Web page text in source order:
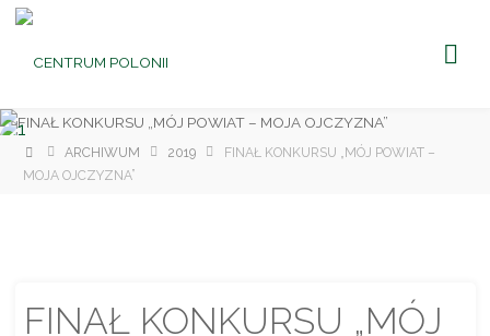
Rekreacji
Strona
główna
ARCHIWUM 2019
FINAŁ KONKURSU „MÓJ POWIAT –
MOJA OJCZYZNA”
FINAŁ KONKURSU „MÓJ